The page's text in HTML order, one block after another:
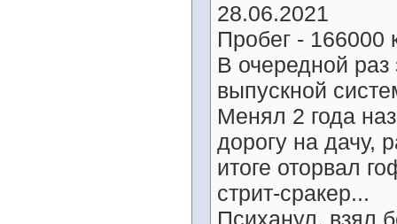
28.06.2021
Пробег - 166000
В очередной
выпускной
Менял 2 года
дорогу на дачу,
итоге оторвал
стрит-сракер...
Психанул, взял